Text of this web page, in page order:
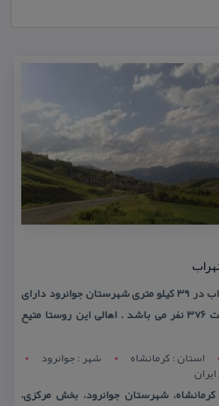
روستا ده رش نهراب در ۳۹ كیلو متری شهرستان جوانرود دارای
۶۵ خانوار و جمعیت ۳۷۶ نفر می باشد . اهالی این روستا متیع
استان : کرمانشاه شهر : جوانرود
شهرستان جوانرود، بخش مركزی،